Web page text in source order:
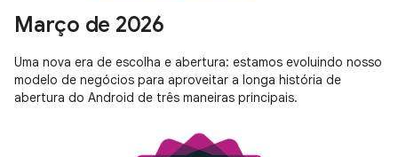
Março de 2026
Uma nova era de escolha e abertura: estamos evoluindo nosso
modelo de negócios para aproveitar a longa história de
abertura do Android de três maneiras principais.